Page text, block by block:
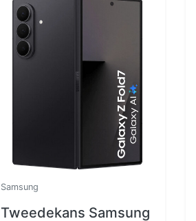
Samsung
Tweedekans Samsung